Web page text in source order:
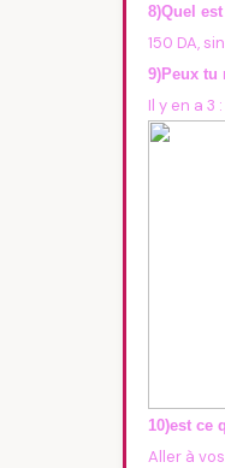
8)Quel
150 DA,
9)Peux tu
Il y en a 3 :
10)est ce
Aller à